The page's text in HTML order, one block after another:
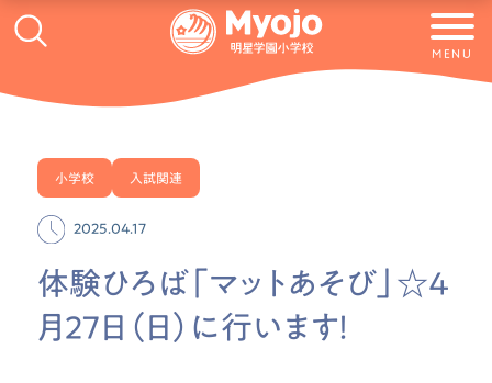
MENU
小学校 入試関連
2025.04.17
体験ひろば「マットあそび」☆4
月27日（日）に行います！